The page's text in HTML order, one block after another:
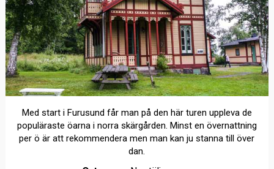
Med start i Furusund får man på den här turen uppleva de
populäraste öarna i norra skärgården. Minst en övernattning
per ö är att rekommendera men man kan ju stanna till över
dan.